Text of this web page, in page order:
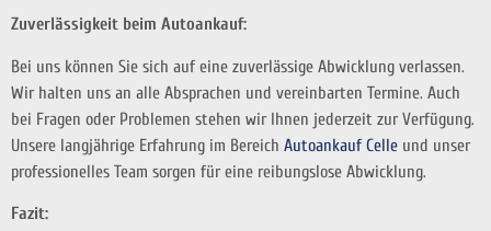
Zuverlässigkeit beim Autoankauf:
Bei uns können Sie sich auf eine zuverlässige Abwicklung verlassen.
Wir halten uns an alle Absprachen und vereinbarten Termine. Auch
bei Fragen oder Problemen stehen wir Ihnen jederzeit zur Verfügung.
Unsere langjährige Erfahrung im Bereich Autoankauf Celle und unser
professionelles Team sorgen für eine reibungslose Abwicklung.
Fazit: